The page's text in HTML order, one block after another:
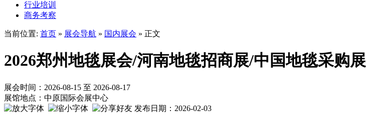
行业培训
商务考察
当前位置: 首页 » 展会导航 » 国内展会 » 正文
2026郑州地毯展会/河南地毯招商展/中国地毯采购展
展会时间：2026-08-15 至 2026-08-17
展馆地点：中原国际会展中心
发布日期：2026-02-03